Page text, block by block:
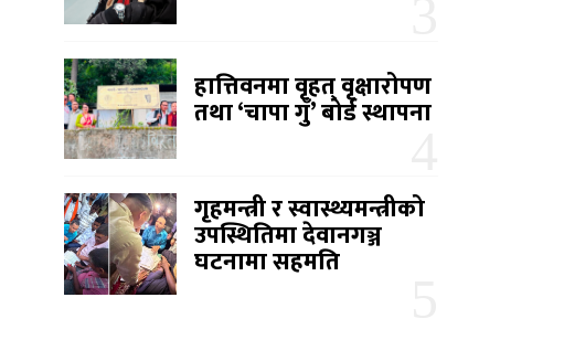
हात्तिवनमा वृहत् वृक्षारोपण
तथा ‘चापा गुँ’ बोर्ड स्थापना
गृहमन्त्री र स्वास्थ्यमन्त्रीको
उपस्थितिमा देवानगञ्ज
घटनामा सहमति